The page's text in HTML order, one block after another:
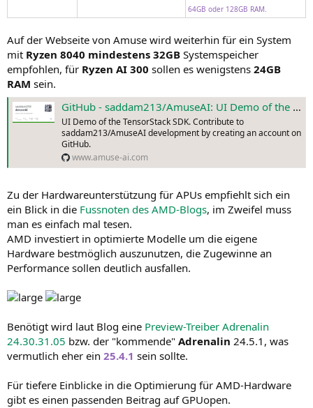
64GB oder 128GB RAM.
Auf der Webseite von Amuse wird weiterhin für ein System
mit Ryzen 8040 mindestens 32GB Systemspeicher
empfohlen, für Ryzen AI 300 sollen es wenigstens 24GB
RAM sein.
GitHub - saddam213/AmuseAI: UI Demo of the TensorStack SDK
UI Demo of the TensorStack SDK. Contribute to
saddam213/AmuseAI development by creating an account on
GitHub.
www.amuse-ai.com
Zu der Hardwareunterstützung für APUs empfiehlt sich ein
ein Blick in die Fussnoten des AMD-Blogs, im Zweifel muss
man es einfach mal tesen.
AMD investiert in optimierte Modelle um die eigene
Hardware bestmöglich auszunutzen, die Zugewinne an
Performance sollen deutlich ausfallen.
Benötigt wird laut Blog eine Preview-Treiber Adrenalin
24.30.31.05 bzw. der "kommende" Adrenalin 24.5.1, was
vermutlich eher ein 25.4.1 sein sollte.
Für tiefere Einblicke in die Optimierung für AMD-Hardware
gibt es einen passenden Beitrag auf GPUopen.